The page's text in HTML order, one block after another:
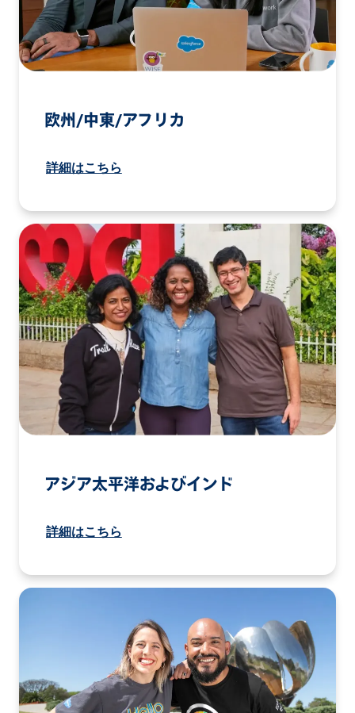
欧州/中東/アフリカ
詳細はこちら
アジア太平洋およびインド
詳細はこちら